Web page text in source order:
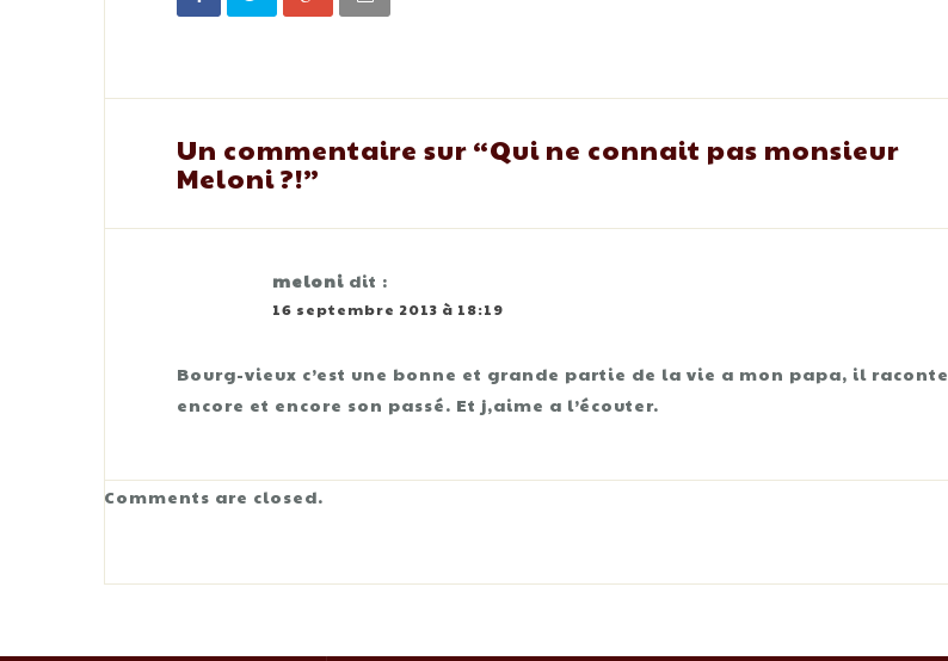
Un commentaire sur “Qui ne connait pas monsieur
Meloni ?!”
meloni dit :
16 septembre 2013 à 18:19
Bourg-vieux c’est une bonne et grande partie de la vie a mon papa, il raconte
encore et encore son passé. Et j,aime a l’écouter.
Comments are closed.